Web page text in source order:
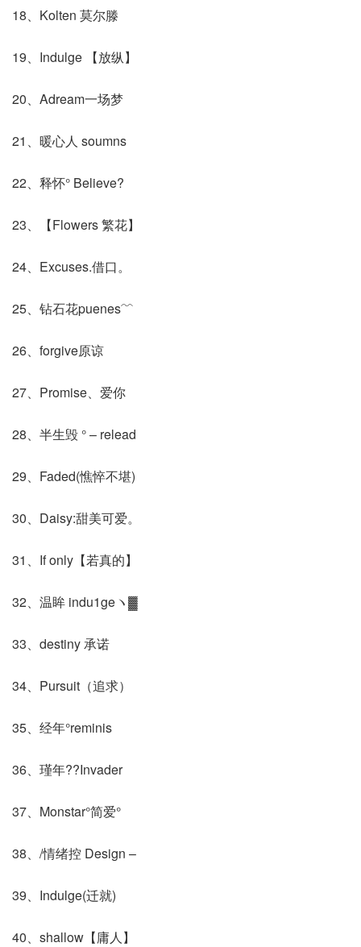
18、Kolten 莫尔滕
19、Indulge 【放纵】
20、Adream一场梦
21、暖心人 soumns
22、释怀° Believe?
23、【Flowers 繁花】
24、Excuses.借口。
25、钻石花puenes﹌
26、forgive原谅
27、Promise、爱你
28、半生毁 ° – relead
29、Faded(憔悴不堪)
30、Daisy:甜美可爱。
31、If only【若真的】
32、温眸 indu1geヽ▓
33、destiny 承诺
34、Pursuit（追求）
35、经年°reminis
36、瑾年??Invader
37、Monstar°简爱°
38、/情绪控 Design –
39、Indulge(迁就)
40、shallow【庸人】